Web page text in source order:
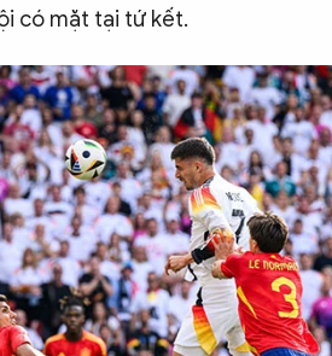
có mặt tại tứ kết.